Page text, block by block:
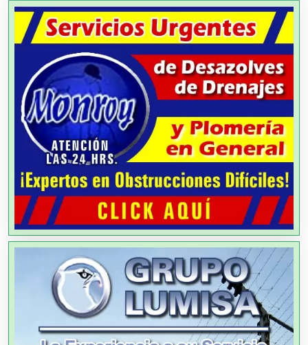
Agencias de Publicidad
Agencias de Viajes
Agricultores
Agricultura y Ganadería
Agua Purificada
Aire Acondicionado
Alarmas